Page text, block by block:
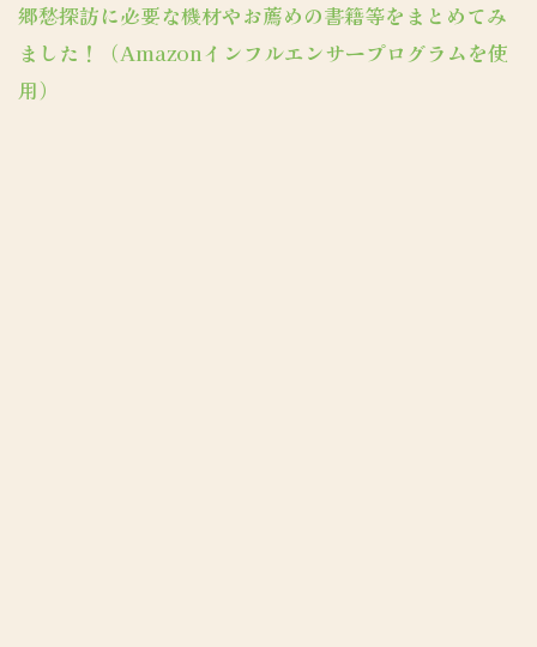
郷愁探訪に必要な機材やお薦めの書籍等をまとめてみ
ました！（Amazonインフルエンサープログラムを使
用）